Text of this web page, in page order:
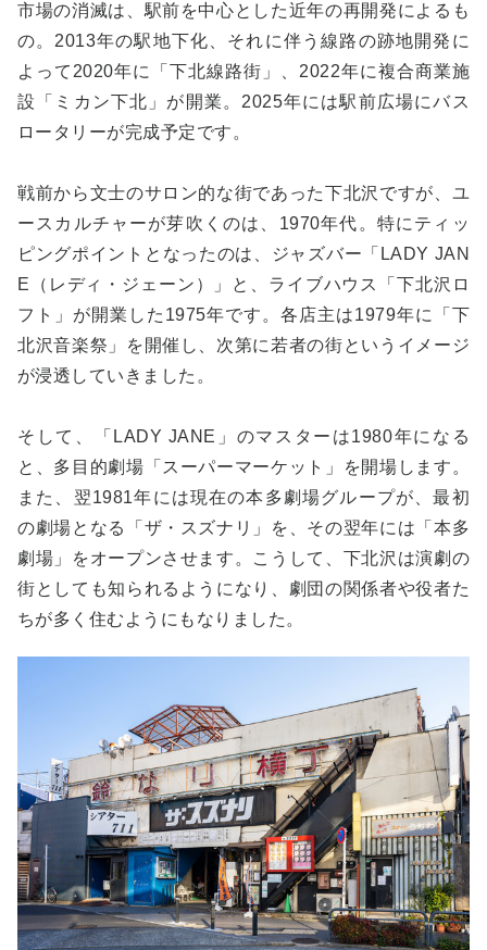
市場の消滅は、駅前を中心とした近年の再開発によるも
の。2013年の駅地下化、それに伴う線路の跡地開発に
よって2020年に「下北線路街」、2022年に複合商業施
設「ミカン下北」が開業。2025年には駅前広場にバス
ロータリーが完成予定です。
戦前から文士のサロン的な街であった下北沢ですが、ユ
ースカルチャーが芽吹くのは、1970年代。特にティッ
ピングポイントとなったのは、ジャズバー「LADY JAN
E（レディ・ジェーン）」と、ライブハウス「下北沢ロ
フト」が開業した1975年です。各店主は1979年に「下
北沢音楽祭」を開催し、次第に若者の街というイメージ
が浸透していきました。
そして、「LADY JANE」のマスターは1980年になる
と、多目的劇場「スーパーマーケット」を開場します。
また、翌1981年には現在の本多劇場グループが、最初
の劇場となる「ザ・スズナリ」を、その翌年には「本多
劇場」をオープンさせます。こうして、下北沢は演劇の
街としても知られるようになり、劇団の関係者や役者た
ちが多く住むようにもなりました。